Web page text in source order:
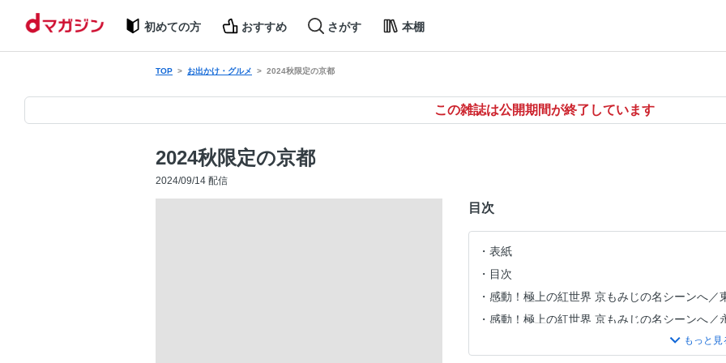
初めての方 おすすめ さがす 本棚
TOP お出かけ・グルメ 2024秋限定の京都
この雑誌は公開期間が終了しています
2024秋限定の京都
2024/09/14 配信
目次
表紙
目次
感動！極上の紅世界 京もみじの名シーンへ／
感動！極上の紅世界 京もみじの名シーンへ／
感動！極上の紅世界 京もみじの名シーンへ／